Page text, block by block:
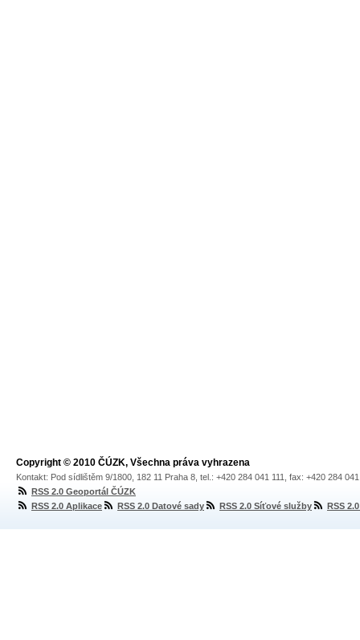
Copyright © 2010 ČÚZK, Všechna práva vyhrazena
Kontakt: Pod sídlištěm 9/1800, 182 11 Praha 8, tel.: +420 284 041 111, fax: +420 284
RSS 2.0 Geoportál ČÚZK
RSS 2.0 Aplikace
RSS 2.0 Datové sady RSS 2.0 Síťové služby RSS